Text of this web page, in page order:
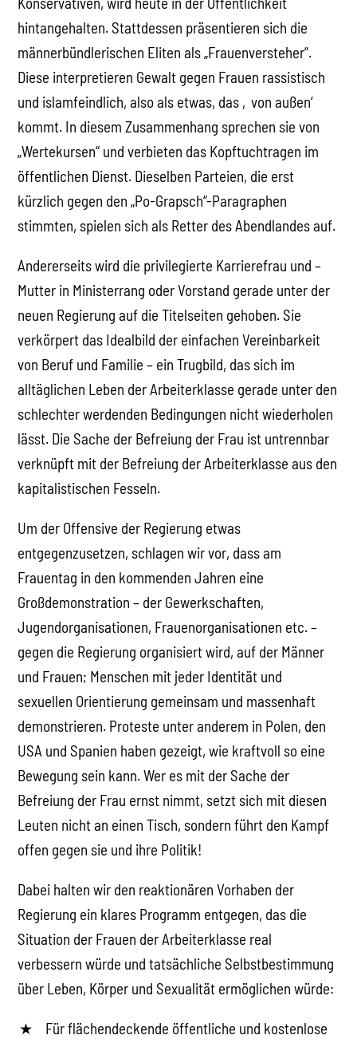
hintangehalten. Stattdessen präsentieren sich die
männerbündlerischen Eliten als „Frauenversteher“.
Diese interpretieren Gewalt gegen Frauen rassistisch
und islamfeindlich, also als etwas, das ‚von außen‘
kommt. In diesem Zusammenhang sprechen sie von
„Wertekursen“ und verbieten das Kopftuchtragen im
öffentlichen Dienst. Dieselben Parteien, die erst
kürzlich gegen den „Po-Grapsch“-Paragraphen
stimmten, spielen sich als Retter des Abendlandes auf.
Andererseits wird die privilegierte Karrierefrau und –
Mutter in Ministerrang oder Vorstand gerade unter der
neuen Regierung auf die Titelseiten gehoben. Sie
verkörpert das Idealbild der einfachen Vereinbarkeit
von Beruf und Familie – ein Trugbild, das sich im
alltäglichen Leben der Arbeiterklasse gerade unter den
schlechter werdenden Bedingungen nicht wiederholen
lässt. Die Sache der Befreiung der Frau ist untrennbar
verknüpft mit der Befreiung der Arbeiterklasse aus den
kapitalistischen Fesseln.
Um der Offensive der Regierung etwas
entgegenzusetzen, schlagen wir vor, dass am
Frauentag in den kommenden Jahren eine
Großdemonstration – der Gewerkschaften,
Jugendorganisationen, Frauenorganisationen etc. –
gegen die Regierung organisiert wird, auf der Männer
und Frauen; Menschen mit jeder Identität und
sexuellen Orientierung gemeinsam und massenhaft
demonstrieren. Proteste unter anderem in Polen, den
USA und Spanien haben gezeigt, wie kraftvoll so eine
Bewegung sein kann. Wer es mit der Sache der
Befreiung der Frau ernst nimmt, setzt sich mit diesen
Leuten nicht an einen Tisch, sondern führt den Kampf
offen gegen sie und ihre Politik!
Dabei halten wir den reaktionären Vorhaben der
Regierung ein klares Programm entgegen, das die
Situation der Frauen der Arbeiterklasse real
verbessern würde und tatsächliche Selbstbestimmung
über Leben, Körper und Sexualität ermöglichen würde:
Für flächendeckende öffentliche und kostenlose